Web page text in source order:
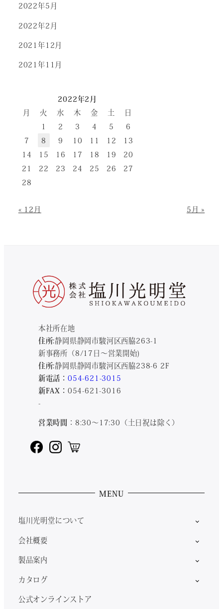
2022年5月
2022年2月
2021年12月
2021年11月
2022年2月
月
火 水 木 金 土
日
1
2 3 4 5
6
7
8 9 10 11 12
13
14
15 16 17 18 19
20
21
22 23 24 25 26
27
28
« 12月 5月 »
本社所在地
住所:静岡県静岡市駿河区西脇263-1
新事務所（8/17日～営業開始)
住所:静岡県静岡市駿河区西脇238-6 2F
新電話： 054-621-3015
新FAX： 054-621-3016
-
営業時間 ：8:30～17:30（土日祝は除く）
MENU
塩川光明堂について
会社概要
製品案内
カタログ
公式オンラインストア